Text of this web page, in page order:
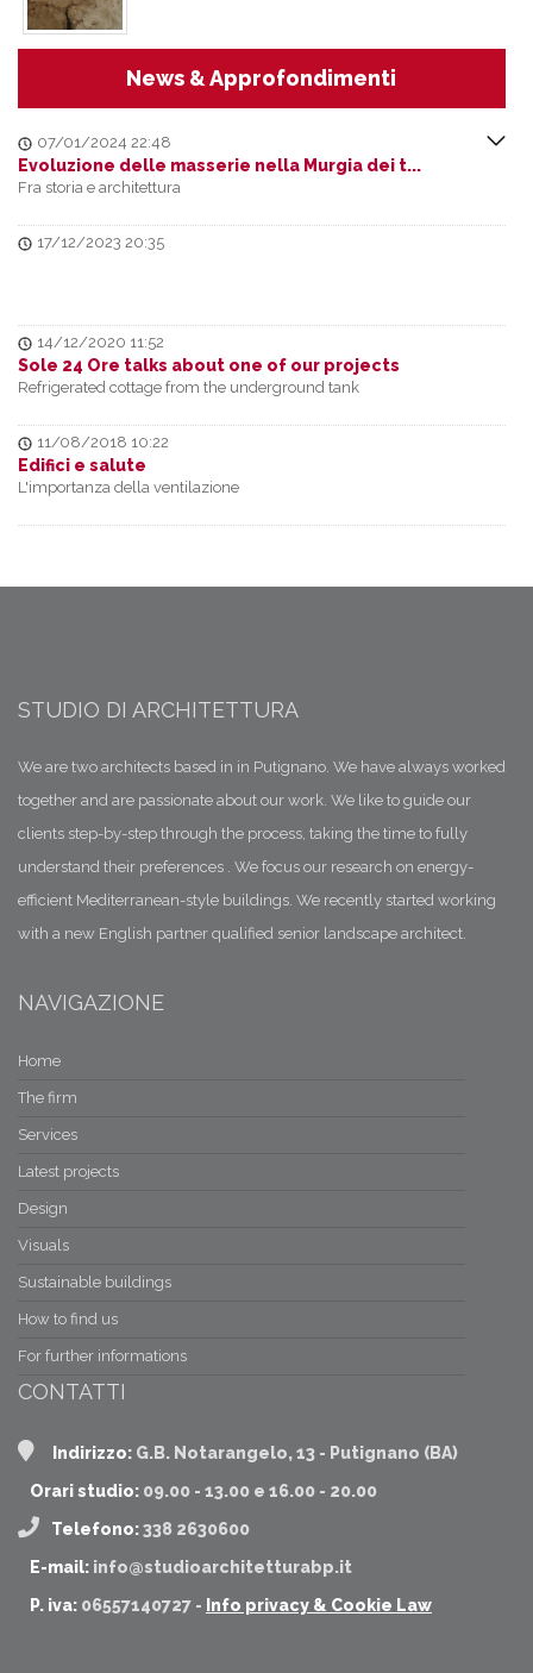
News & Approfondimenti
07/01/2024 22:48
Evoluzione delle masserie nella Murgia dei t...
Fra storia e architettura
17/12/2023 20:35
14/12/2020 11:52
Sole 24 Ore talks about one of our projects
Refrigerated cottage from the underground tank
11/08/2018 10:22
Edifici e salute
L'importanza della ventilazione
Linee guida del PPTR Puglia
Progettare la Luce Naturale
25/06/2018 23:49
Trulli - il cocciopesto la calce e il vuolo
16/06/2018 12:35
Il protocollo Itaca Puglia
Ceriticatori della sostenibilità
06/01/2018 07:06
15/12/2017 09:11
STUDIO DI ARCHITETTURA
We are two architects based in in Putignano. We have always worked
together and are passionate about our work. We like to guide our
clients step-by-step through the process, taking the time to fully
understand their preferences . We focus our research on energy-
efficient Mediterranean-style buildings. We recently started working
with a new English partner qualified senior landscape architect.
NAVIGAZIONE
Home
The firm
Services
Latest projects
Design
Visuals
Sustainable buildings
How to find us
For further informations
CONTATTI
Indirizzo: G.B. Notarangelo, 13 - Putignano (BA)
Orari studio: 09.00 - 13.00 e 16.00 - 20.00
Telefono:338 2630600
E-mail: info@studioarchitetturabp.it
P. iva: 06557140727 - Info privacy & Cookie Law